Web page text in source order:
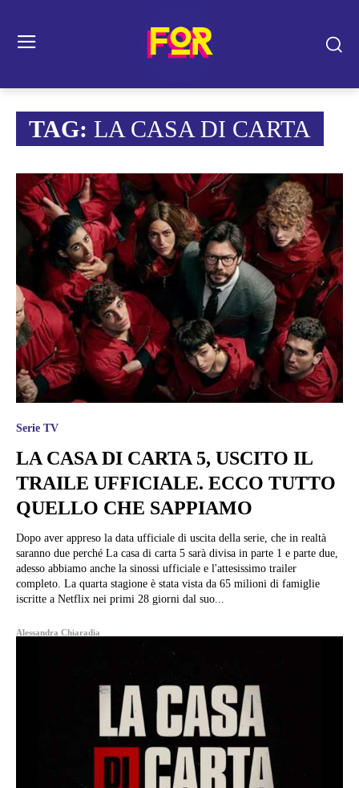
TAG: LA CASA DI CARTA
Serie TV
LA CASA DI CARTA 5, USCITO IL
TRAILE UFFICIALE. ECCO TUTTO
QUELLO CHE SAPPIAMO
Dopo aver appreso la data ufficiale di uscita della serie, che in realtà
saranno due perché La casa di carta 5 sarà divisa in parte 1 e parte due,
adesso abbiamo anche la sinossi ufficiale e l'attesissimo trailer
completo. La quarta stagione è stata vista da 65 milioni di famiglie
iscritte a Netflix nei primi 28 giorni dal suo...
Alessandra Chiaradia